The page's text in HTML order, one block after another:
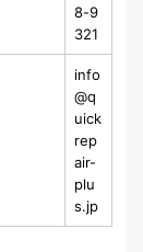
8-9
321
info
@q
uick
rep
air-
plu
s.jp